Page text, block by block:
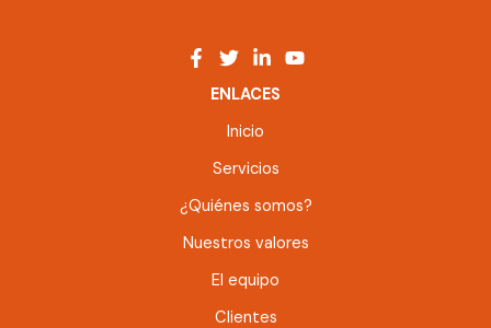
ENLACES
Inicio
Servicios
¿Quiénes somos?
Nuestros valores
El equipo
Clientes